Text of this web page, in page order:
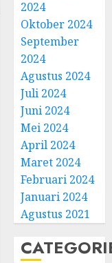
2024
Oktober 2024
September
2024
Agustus 2024
Juli 2024
Juni 2024
Mei 2024
April 2024
Maret 2024
Februari 2024
Januari 2024
Agustus 2021